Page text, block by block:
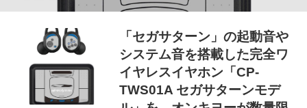
「セガサターン」の起動音や
システム音を搭載した完全ワ
イヤレスイヤホン「CP-
TWS01A セガサターンモデ